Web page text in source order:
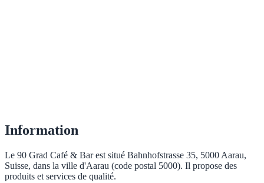
Information
Le 90 Grad Café & Bar est situé Bahnhofstrasse 35, 5000 Aarau,
Suisse, dans la ville d'Aarau (code postal 5000). Il propose des
produits et services de qualité.